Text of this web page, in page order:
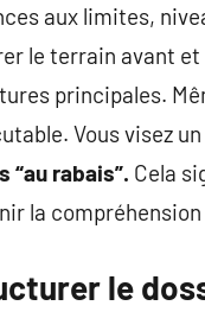
aux limites,
le terrain avant
principales.
Vous visez
“au rabais”. Cela
la
le